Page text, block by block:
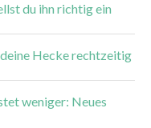
du ihn richtig ein
Hecke rechtzeitig
weniger: Neues